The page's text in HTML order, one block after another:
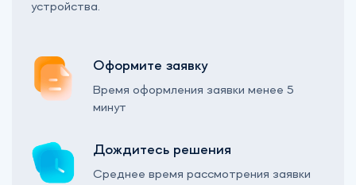
устройства.
Оформите заявку
Время оформления заявки менее 5
минут
Дождитесь решения
Среднее время рассмотрения заявки